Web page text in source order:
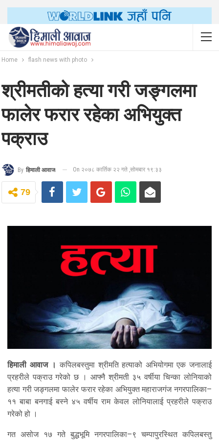
Home flash news with photo
श्रीमतीको हत्या गरी जङ्गलमा
फालेर फरार रहेका अभियुक्त
पक्राउ
By हिमाली आवाज On २०७८ कार्तिक २२ गते ,सोमबार १९:३३
79
हिमाली आवाज । कपिलबस्तुमा श्रीमति हत्याको अभियोगमा एक जनालाई
प्रहरीले पक्राउ गरेको छ । आफ्नै श्रीमती ३५ वर्षीया चिन्का लोनियाको
हत्या गरी जङ्गलमा फालेर फरार रहेका अभियुक्त महाराजगंज नगरपालिका–
११ बाबा बनगाई बस्ने ४५ वर्षीय राम केवल लोनियालाई प्रहरीले पक्राउ
गरेको हो ।
गत असोज १७ गते बुद्धभूमि नगरपालिका–९ चम्पापुरस्थित कपिलबस्तु